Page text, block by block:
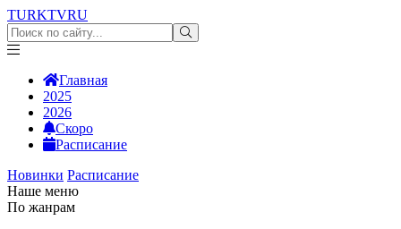
TURKTVRU
Главная
2025
2026
Скоро
Расписание
Новинки Расписание
Наше меню
По жанрам